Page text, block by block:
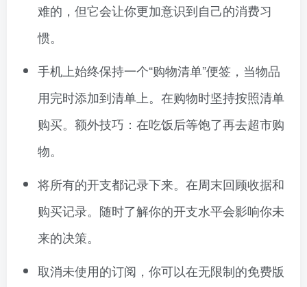
难的，但它会让你更加意识到自己的消费习
惯。
手机上始终保持一个“购物清单”便签，当物品
用完时添加到清单上。在购物时坚持按照清单
购买。额外技巧：在吃饭后等饱了再去超市购
物。
将所有的开支都记录下来。在周末回顾收据和
购买记录。随时了解你的开支水平会影响你未
来的决策。
取消未使用的订阅，你可以在无限制的免费版